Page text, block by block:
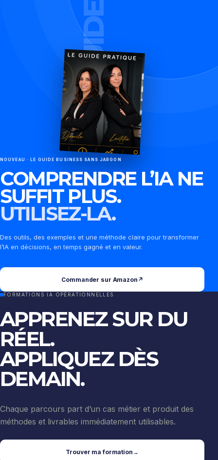
LE GUIDE
NOUVEAU · LE GUIDE BUSINESS SANS JARGON
COMPRENDRE L’IA NE
SUFFIT PLUS.
UTILISEZ-LA.
Des outils, des exemples et une méthode claire pour transformer
l’IA en décisions, en temps gagné et en valeur.
Commander sur Amazon ↗
FORMATIONS IA OPÉRATIONNELLES
APPRENEZ SUR DU
RÉEL.
APPLIQUEZ DÈS
DEMAIN.
Chaque parcours part d’un cas métier et produit des
méthodes et livrables immédiatement utilisables.
Trouver ma formation →